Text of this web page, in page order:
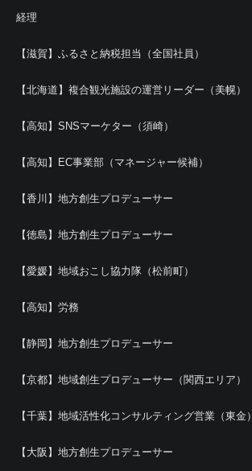
経理
【滋賀】ふるさと納税担当（全国社員）
【北海道】複合観光施設の運営リーダー（美幌）
【高知】SNSマーケター（須崎）
【高知】EC事業部（マネージャー候補）
【香川】地方創生プロデューサー
【徳島】地方創生プロデューサー
【愛媛】地域おこし協力隊（松前町）
【高知】労務
【静岡】地方創生プロデューサー
【京都】地域創生プロデューサー（関西エリア）
【千葉】地域活性化コンサルティング営業（東金）
【大阪】地方創生プロデューサー